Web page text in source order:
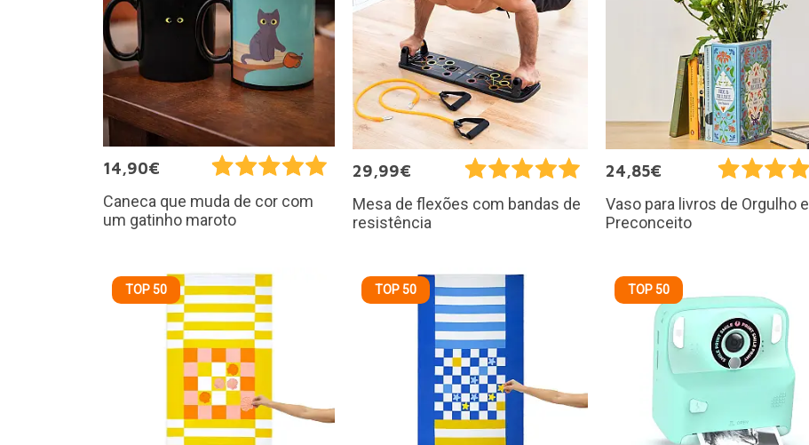
14,90€
Caneca que muda de cor com
um gatinho maroto
29,99€
Mesa de flexões com bandas de
resistência
24,85€
Vaso para livros de Orgulho e
Preconceito
TOP 50 TOP 50 TOP 50